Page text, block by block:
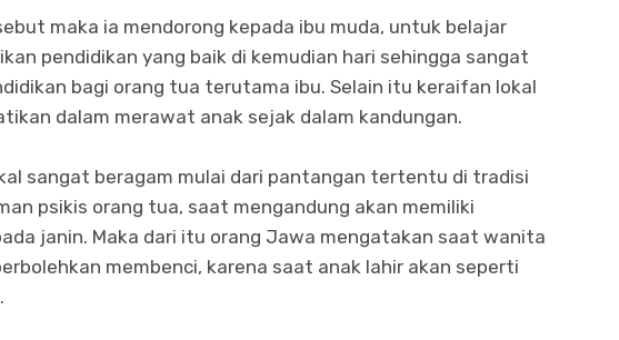
maka ia mendorong kepada ibu muda, untuk belajar
pendidikan yang baik di kemudian hari sehingga sangat
bagi orang tua terutama ibu. Selain itu keraifan lokal
dalam merawat anak sejak dalam kandungan.
sangat beragam mulai dari pantangan tertentu di tradisi
psikis orang tua, saat mengandung akan memiliki
janin. Maka dari itu orang Jawa mengatakan saat wanita
membenci, karena saat anak lahir akan seperti